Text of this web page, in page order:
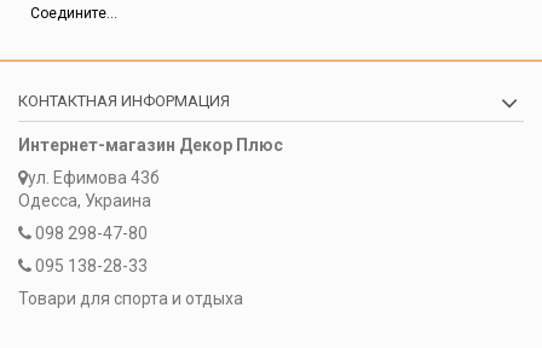
Соедините...
КОНТАКТНАЯ ИНФОРМАЦИЯ
Интернет-магазин Декор Плюс
ул. Ефимова 43б
Одесса, Украина
098 298-47-80
095 138-28-33
Товари для спорта и отдыха